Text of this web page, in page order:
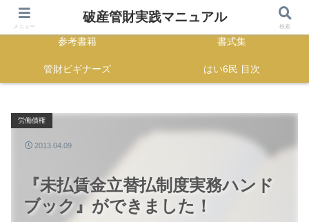
HOME 正誤表
参考書籍 書式集
管財ビギナーズ はい6民 目次
『未払賃金立替払制度実務ハンド
ブック』ができました！
労働債権
2013.04.09
メニュー
破産管財実践マニュアル
検索